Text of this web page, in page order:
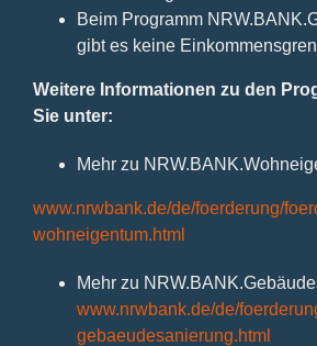
Beim Programm
gibt es keine
Weitere Informationen zu den
Sie unter:
Mehr zu
www.nrwbank.de/de/foerderung/
wohneigentum.html
Mehr zu
www.nrwbank.de/de/
gebaeudesanierung.html